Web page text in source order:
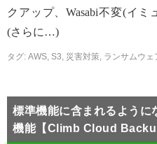
クアップ、Wasabi不変(イミ
(さらに…)
タグ: AWS, S3, 災害対策, ランサムウェ
標準機能に含まれるよう
機能【Climb Cloud